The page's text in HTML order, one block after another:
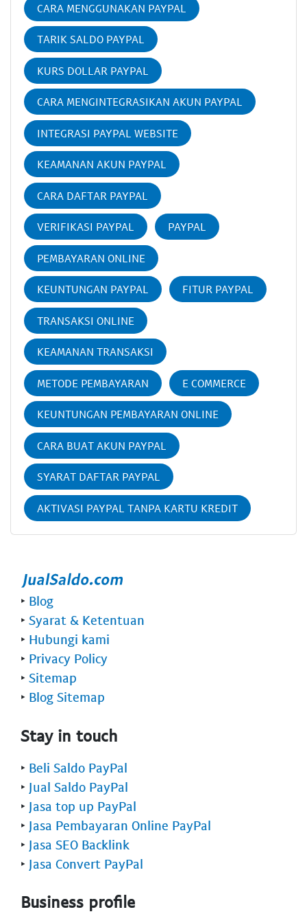
CARA MENGGUNAKAN PAYPAL
TARIK SALDO PAYPAL
KURS DOLLAR PAYPAL
CARA MENGINTEGRASIKAN AKUN PAYPAL
INTEGRASI PAYPAL WEBSITE
KEAMANAN AKUN PAYPAL
CARA DAFTAR PAYPAL
VERIFIKASI PAYPAL PAYPAL
PEMBAYARAN ONLINE
KEUNTUNGAN PAYPAL FITUR PAYPAL
TRANSAKSI ONLINE
KEAMANAN TRANSAKSI
METODE PEMBAYARAN E COMMERCE
KEUNTUNGAN PEMBAYARAN ONLINE
CARA BUAT AKUN PAYPAL
SYARAT DAFTAR PAYPAL
AKTIVASI PAYPAL TANPA KARTU KREDIT
‣ Blog
‣ Syarat & Ketentuan
‣ Hubungi kami
‣ Privacy Policy
‣ Sitemap
‣ Blog Sitemap
Stay in touch
‣ Beli Saldo PayPal
‣ Jual Saldo PayPal
‣ Jasa top up PayPal
‣ Jasa Pembayaran Online PayPal
‣ Jasa SEO Backlink
‣ Jasa Convert PayPal
Business profile